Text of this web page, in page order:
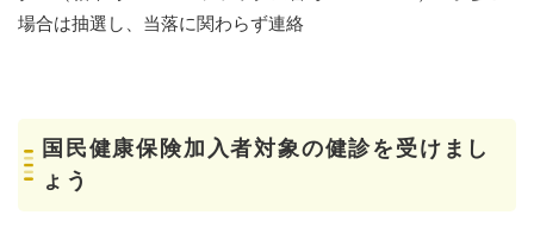
場合は抽選し、当落に関わらず連絡
国民健康保険加入者対象の健診を受けまし
ょう